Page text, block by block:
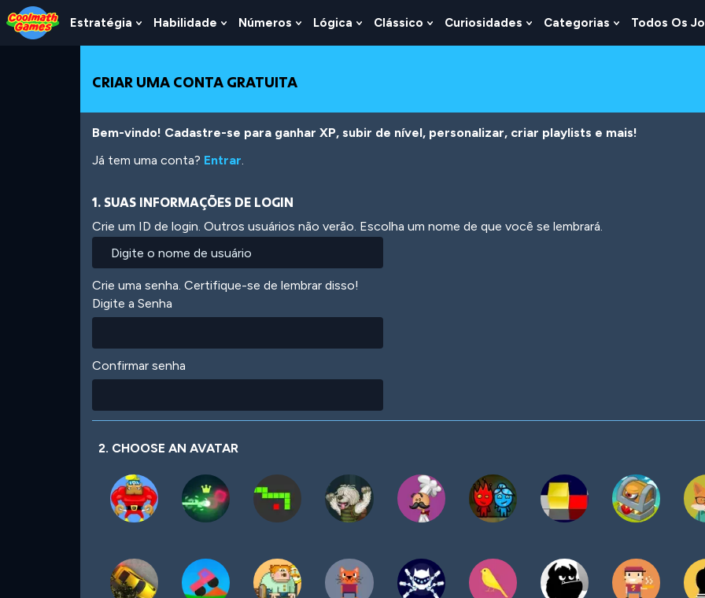
Skip
to
Top
Skip
to
Navigation
Skip
to
Main
Skip
to
Footer
para
Estratégia Show
Submenu
Estratégia
Habilidade Show
Submenu
Habilidade
Números Show
Submenu
Lógica Show
Submenu
Clássico Show
Submenu
Curiosidades Show
Submenu
Categorias Show
Submenu
Todos Os
CRIAR UMA CONTA GRATUITA
Bem-vindo! Cadastre-se para ganhar XP, subir de nível, personalizar, criar playlists e mais!
Já tem uma conta? Entrar.
1. SUAS INFORMAÇÕES DE LOGIN
Crie um ID de login. Outros usuários não verão. Escolha um nome de que você se lembrará.
Crie uma senha. Certifique-se de lembrar disso!
Digite a Senha
Confirmar senha
2. CHOOSE AN AVATAR